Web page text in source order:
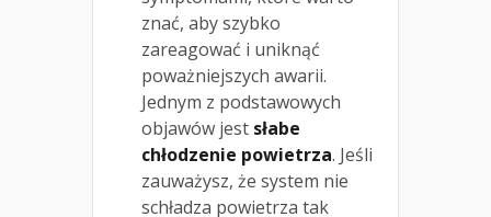
znać, aby szybko
zareagować i uniknąć
poważniejszych awarii.
Jednym z podstawowych
objawów jest słabe
chłodzenie powietrza. Jeśli
zauważysz, że system nie
schładza powietrza tak